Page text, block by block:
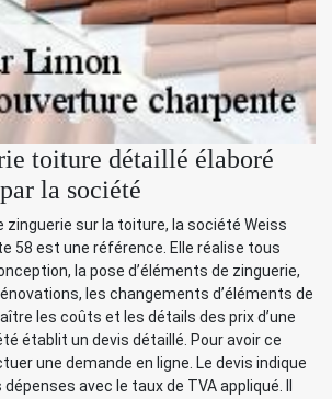
toiture détaillé élaboré
la société
zinguerie sur la toiture, la société Weiss
58 est une référence. Elle réalise tous
la pose d’éléments de zinguerie,
les changements d’éléments de
les coûts et les détails des prix d’une
établit un devis détaillé. Pour avoir ce
une demande en ligne. Le devis indique
avec le taux de TVA appliqué. Il